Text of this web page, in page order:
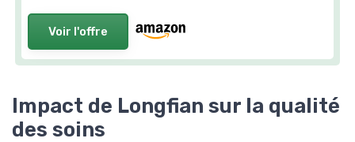
Voir l'offre
Impact de Longfian sur la qualité
des soins